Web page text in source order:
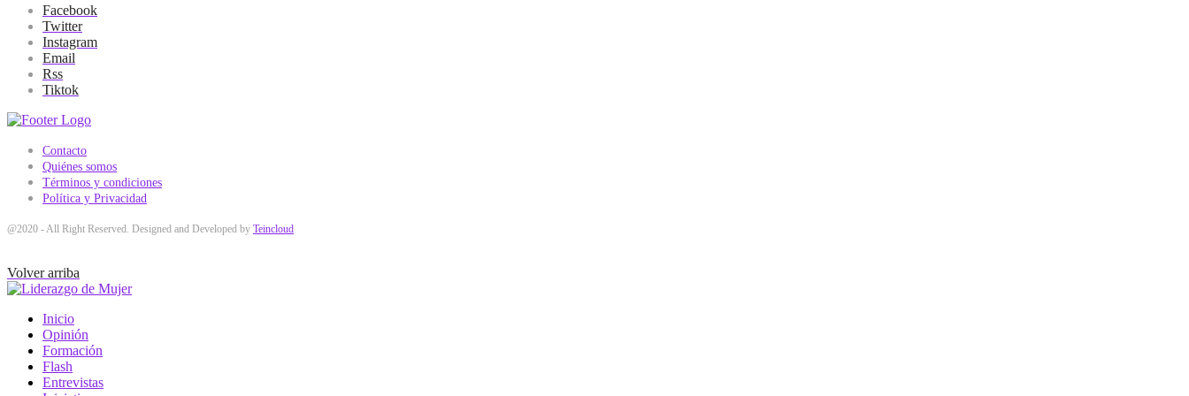
Facebook
Twitter
Instagram
Email
Rss
Tiktok
Contacto
Quiénes somos
Términos y condiciones
Política y Privacidad
@2020 - All Right Reserved. Designed and Developed by Teincloud
Volver arriba
Inicio
Opinión
Formación
Flash
Entrevistas